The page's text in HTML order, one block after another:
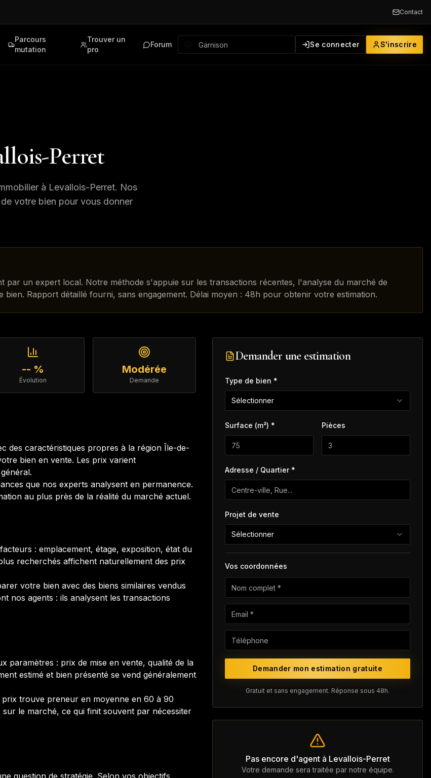
Contact
Parcours
mutation
Trouver un
pro
Forum Se connecter S'inscrire
Perret
à Levallois-Perret. Nos
votre bien pour vous donner
par un expert local. Notre méthode s'appuie sur les transactions récentes, l'analyse du marché de
Rapport détaillé fourni, sans engagement. Délai moyen : 48h pour obtenir votre estimation.
-- %
Évolution
Modérée
Demande
des caractéristiques propres à la région Île-de-
bien en vente. Les prix varient
que nos experts analysent en permanence.
au plus près de la réalité du marché actuel.
: emplacement, étage, exposition, état du
recherchés affichent naturellement des prix
votre bien avec des biens similaires vendus
nos agents : ils analysent les transactions
paramètres : prix de mise en vente, qualité de la
estimé et bien présenté se vend généralement
trouve preneur en moyenne en 60 à 90
le marché, ce qui finit souvent par nécessiter
question de stratégie. Selon vos objectifs
Demander une estimation
Type de bien *
Sélectionner
Surface (m²) * Pièces
Adresse / Quartier *
Projet de vente
Sélectionner
Vos coordonnées
Demander mon estimation gratuite
Gratuit et sans engagement. Réponse sous 48h.
Pas encore d'agent à Levallois-Perret
Votre demande sera traitée par notre équipe.